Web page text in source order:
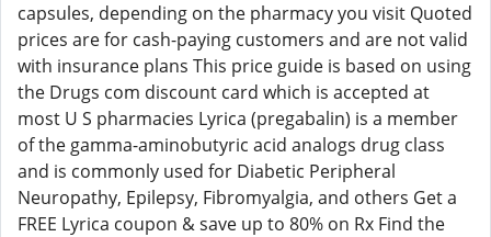
capsules, depending on the pharmacy you visit Quoted
prices are for cash-paying customers and are not valid
with insurance plans This price guide is based on using
the Drugs com discount card which is accepted at
most U S pharmacies Lyrica (pregabalin) is a member
of the gamma-aminobutyric acid analogs drug class
and is commonly used for Diabetic Peripheral
Neuropathy, Epilepsy, Fibromyalgia, and others Get a
FREE Lyrica coupon & save up to 80% on Rx Find the